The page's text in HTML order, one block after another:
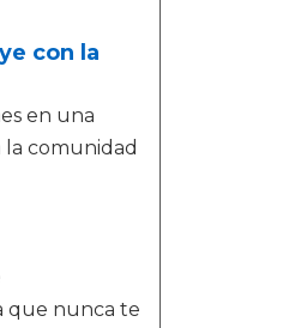
con la
en una
la comunidad
que nunca te